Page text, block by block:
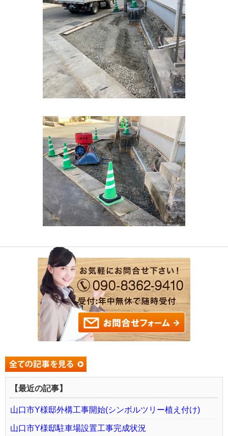
【最近の記事】
山口市Y様邸外構工事開始(シンボルツリー植え付け)
山口市Y様邸駐車場設置工事完成状況